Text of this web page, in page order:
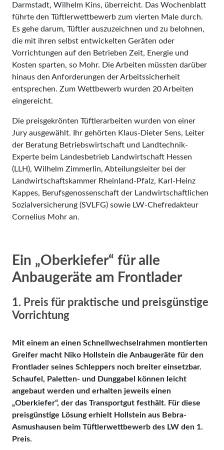
Darmstadt, Wilhelm Kins, überreicht. Das Wochenblatt
führte den Tüftlerwettbewerb zum vierten Male durch.
Es gehe darum, Tüftler auszuzeichnen und zu belohnen,
die mit ihren selbst entwickelten Geräten oder
Vorrichtungen auf den Betrieben Zeit, Energie und
Kosten sparten, so Mohr. Die Arbeiten müssten darüber
hinaus den Anforderungen der Arbeitssicherheit
entsprechen. Zum Wettbewerb wurden 20 Arbeiten
eingereicht.
Die preisgekrönten Tüftlerarbeiten wurden von einer
Jury ausgewählt. Ihr gehörten Klaus-Dieter Sens, Leiter
der Beratung Betriebswirtschaft und Landtechnik-
Experte beim Landesbetrieb Landwirtschaft Hessen
(LLH), Wilhelm Zimmerlin, Abteilungsleiter bei der
Landwirtschaftskammer Rheinland-Pfalz, Karl-Heinz
Kappes, Berufsgenossenschaft der Landwirtschaftlichen
Sozialversicherung (SVLFG) sowie LW-Chefredakteur
Cornelius Mohr an.
Ein „Oberkiefer“ für alle
Anbaugeräte am Frontlader
1. Preis für praktische und preisgünstige
Vorrichtung
Mit einem an einen Schnellwechselrahmen montierten
Greifer macht Niko Hollstein die Anbaugeräte für den
Frontlader seines Schleppers noch breiter einsetzbar.
Schaufel, Paletten- und Dunggabel können leicht
angebaut werden und erhalten jeweils einen
„Oberkiefer“, der das Transportgut festhält. Für diese
preisgünstige Lösung erhielt Hollstein aus Bebra-
Asmushausen beim Tüftlerwettbewerb des LW den 1.
Preis.